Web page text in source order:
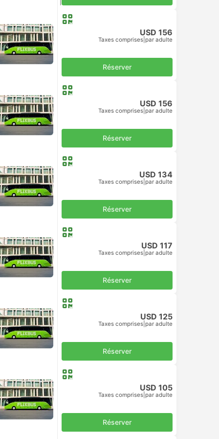
USD 156
Taxes comprises par adulte
Réserver
USD 156
Taxes comprises par adulte
Réserver
USD 134
Taxes comprises par adulte
Réserver
USD 117
Taxes comprises par adulte
Réserver
USD 125
Taxes comprises par adulte
Réserver
USD 105
Taxes comprises par adulte
Réserver